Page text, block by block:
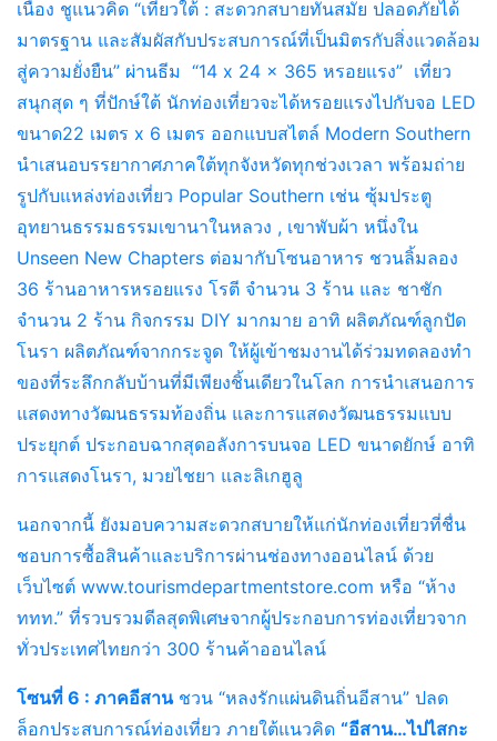
เนื่อง ชูแนวคิด “เที่ยวใต้ : สะดวกสบายทันสมัย ปลอดภัยได้
มาตรฐาน และสัมผัสกับประสบการณ์ที่เป็นมิตรกับสิ่งแวดล้อม
สู่ความยั่งยืน” ผ่านธีม “14 x 24 x 365 หรอยแรง” เที่ยว
สนุกสุด ๆ ที่ปักษ์ใต้ นักท่องเที่ยวจะได้หรอยแรงไปกับจอ LED
ขนาด22 เมตร x 6 เมตร ออกแบบสไตล์ Modern Southern
นำเสนอบรรยากาศภาคใต้ทุกจังหวัดทุกช่วงเวลา พร้อมถ่าย
รูปกับแหล่งท่องเที่ยว Popular Southern เช่น ซุ้มประตู
อุทยานธรรมธรรมเขานาในหลวง , เขาพับผ้า หนึ่งใน
Unseen New Chapters ต่อมากับโซนอาหาร ชวนลิ้มลอง
36 ร้านอาหารหรอยแรง โรตี จำนวน 3 ร้าน และ ชาชัก
จำนวน 2 ร้าน กิจกรรม DIY มากมาย อาทิ ผลิตภัณฑ์ลูกปัด
โนรา ผลิตภัณฑ์จากกระจูด ให้ผู้เข้าชมงานได้ร่วมทดลองทำ
ของที่ระลึกกลับบ้านที่มีเพียงชิ้นเดียวในโลก การนำเสนอการ
แสดงทางวัฒนธรรมท้องถิ่น และการแสดงวัฒนธรรมแบบ
ประยุกต์ ประกอบฉากสุดอลังการบนจอ LED ขนาดยักษ์ อาทิ
การแสดงโนรา, มวยไชยา และลิเกฮูลู
นอกจากนี้ ยังมอบความสะดวกสบายให้แก่นักท่องเที่ยวที่ชื่น
ชอบการซื้อสินค้าและบริการผ่านช่องทางออนไลน์ ด้วย
เว็บไซต์ www.tourismdepartmentstore.com หรือ “ห้าง
ททท.” ที่รวบรวมดีลสุดพิเศษจากผู้ประกอบการท่องเที่ยวจาก
ทั่วประเทศไทยกว่า 300 ร้านค้าออนไลน์
โซนที่ 6 : ภาคอีสานชวน “หลงรักแผ่นดินถิ่นอีสาน” ปลด
ล็อกประสบการณ์ท่องเที่ยว ภายใต้แนวคิด “อีสาน…ไปไสกะ